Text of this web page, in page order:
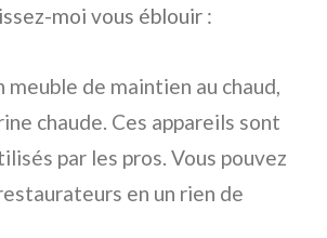
moi vous éblouir :
meuble de maintien au chaud,
chaude. Ces appareils sont
par les pros. Vous pouvez
en un rien de